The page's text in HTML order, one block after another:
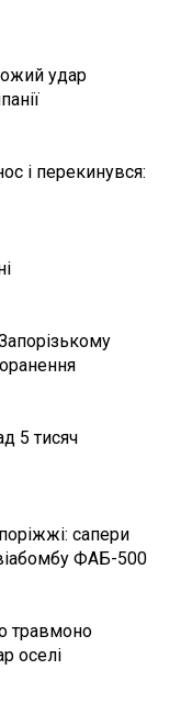
удар
і перекинувся:
5 тисяч
сапери
ФАБ-500
травмоно
оселі